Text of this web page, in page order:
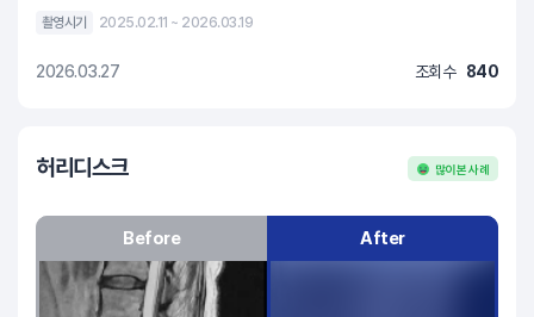
촬영시기 2025.02.11 ~ 2026.03.19
2026.03.27 조회수 840
허리디스크 많이 본 사례
Before After